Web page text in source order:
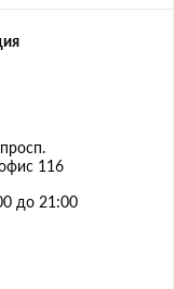
116
до 21:00